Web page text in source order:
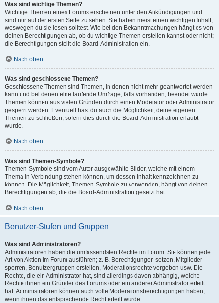
Was sind wichtige Themen?
Wichtige Themen eines Forums erscheinen unter den Ankündigungen und
sind nur auf der ersten Seite zu sehen. Sie haben meist einen wichtigen Inhalt,
weswegen du sie lesen solltest. Wie bei den Bekanntmachungen hängt es von
deinen Berechtigungen ab, ob du wichtige Themen erstellen kannst oder nicht;
die Berechtigungen stellt die Board-Administration ein.
Nach oben
Was sind geschlossene Themen?
Geschlossene Themen sind Themen, in denen nicht mehr geantwortet werden
kann und bei denen eine laufende Umfrage, falls vorhanden, beendet wurde.
Themen können aus vielen Gründen durch einen Moderator oder Administrator
gesperrt werden. Eventuell hast du auch die Möglichkeit, deine eigenen
Themen zu schließen, sofern dies durch die Board-Administration erlaubt
wurde.
Nach oben
Was sind Themen-Symbole?
Themen-Symbole sind vom Autor ausgewählte Bilder, welche mit einem
Thema in Verbindung stehen können, um dessen Inhalt kennzeichnen zu
können. Die Möglichkeit, Themen-Symbole zu verwenden, hängt von deinen
Berechtigungen ab, die die Board-Administration gesetzt hat.
Nach oben
Benutzer-Stufen und Gruppen
Was sind Administratoren?
Administratoren haben die umfassendsten Rechte im Forum. Sie können jede
Art von Aktion im Forum ausführen; z. B. Berechtigungen setzen, Mitglieder
sperren, Benutzergruppen erstellen, Moderationsrechte vergeben usw. Die
Rechte, die ein Administrator hat, sind allerdings davon abhängig, welche
Rechte ihnen ein Gründer des Forums oder ein anderer Administrator erteilt
hat. Administratoren können auch volle Moderationsberechtigungen haben,
wenn ihnen das entsprechende Recht erteilt wurde.